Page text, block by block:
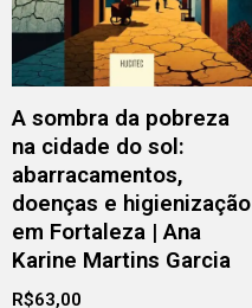
A sombra da pobreza
na cidade do sol:
abarracamentos,
doenças e higienização
em Fortaleza | Ana
Karine Martins Garcia
R$63,00